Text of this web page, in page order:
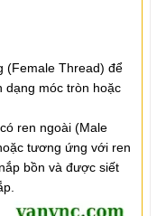
(Female Thread) để
dạng móc tròn hoặc
ren ngoài (Male
tương ứng với ren
bồn và được siết